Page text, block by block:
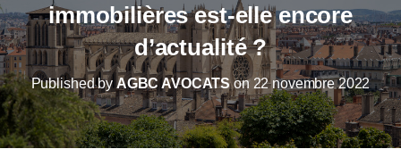
immobilières est-elle encore
d’actualité ?
Published by AGBC AVOCATSon22 novembre 2022